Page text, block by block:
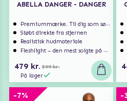
ABELLA DANGER - DANGER
Premiummærke. Til dig som søger ekstra høj kvalitet.
Støbt direkte fra stjernen
Realistisk hudmateriale
Fleshlight – den mest solgte på markedet
479 kr. 599 kr.
På lager
-7% -